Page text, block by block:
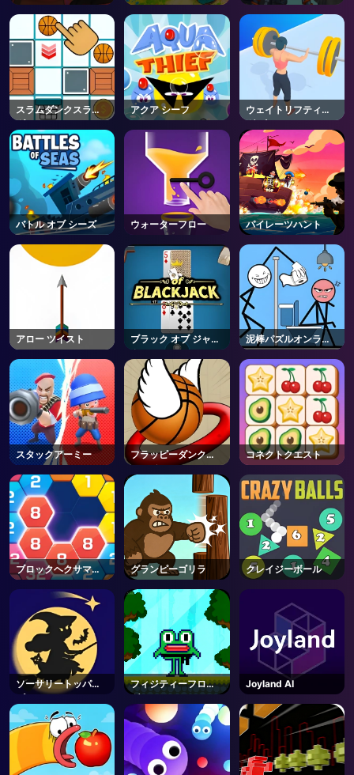
AD
Forest - Roblox
スラムダンクスライ
ダー
アクア シーフ
ウェイトリフティン
グ ビューティー
バトル オブ シーズ ウォーターフロー パイレーツハント
アロー ツイスト
ブラック オブ ジャッ
ク
泥棒パズルオンライ
ン
スタックアーミー
フラッピーダンクオ
ンライン
コネクトクエスト
ブロックヘクサマー
ジ
グランピーゴリラ クレイジーボール
ソーサリートッパー
ズ
フィジティーフロッ
グ
Joyland AI